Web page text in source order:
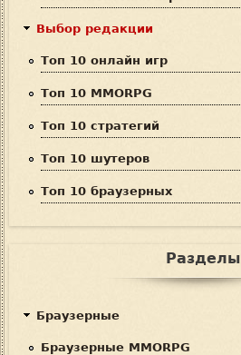
Выбор редакции
Топ 10 онлайн игр
Топ 10 MMORPG
Топ 10 стратегий
Топ 10 шутеров
Топ 10 браузерных
Разделы
Браузерные
Браузерные MMORPG